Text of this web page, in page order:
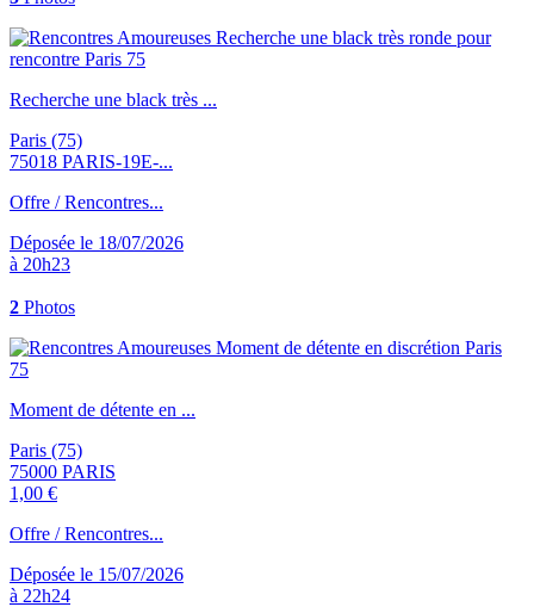
Recherche une black très ...
Paris (75)
75018 PARIS-19E-...
Offre / Rencontres...
Déposée le 18/07/2026
à 20h23
2 Photos
Moment de détente en ...
Paris (75)
75000 PARIS
1,00 €
Offre / Rencontres...
Déposée le 15/07/2026
à 22h24